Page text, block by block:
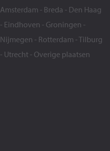
Amsterdam - Breda - Den Haag
- Eindhoven - Groningen -
Nijmegen - Rotterdam -Tilburg
- Utrecht - Overige plaatsen